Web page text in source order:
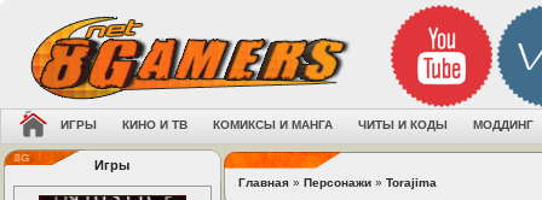
ИГРЫ КИНО И ТВ КОМИКСЫ И МАНГА ЧИТЫ И КОДЫ МОДДИНГ
Игры
Главная » Персонажи » Torajima